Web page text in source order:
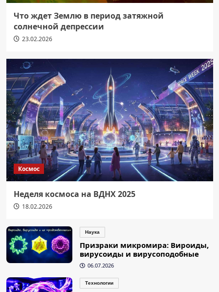
Что ждет Землю в период затяжной
солнечной депрессии
23.02.2026
Космос
Неделя космоса на ВДНХ 2025
18.02.2026
Наука
Призраки микромира: Вироиды,
вирусоиды и вирусоподобные
06.07.2026
Технологии